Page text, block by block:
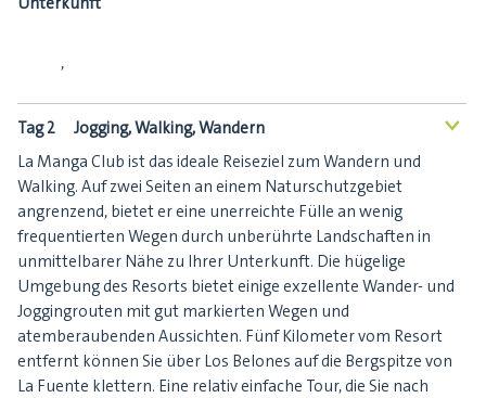
,
Tag 2 Jogging, Walking, Wandern <
La Manga Club ist das ideale Reiseziel zum Wandern und
Walking. Auf zwei Seiten an einem Naturschutzgebiet
angrenzend, bietet er eine unerreichte Fülle an wenig
frequentierten Wegen durch unberührte Landschaften in
unmittelbarer Nähe zu Ihrer Unterkunft. Die hügelige
Umgebung des Resorts bietet einige exzellente Wander- und
Joggingrouten mit gut markierten Wegen und
atemberaubenden Aussichten. Fünf Kilometer vom Resort
entfernt können Sie über Los Belones auf die Bergspitze von
La Fuente klettern. Eine relativ einfache Tour, die Sie nach